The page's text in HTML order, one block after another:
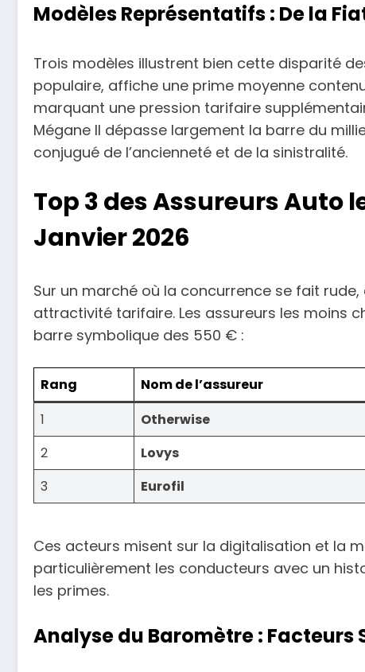
Modèles Représentatifs : De la
Trois modèles illustrent bien cette disparité
populaire, affiche une prime moyenne
marquant une pression tarifaire
Mégane II dépasse largement la barre du
conjugué de l’ancienneté et de la sinistralité.
Top 3 des Assureurs Auto
Janvier 2026
Sur un marché où la concurrence se fait
attractivité tarifaire. Les assureurs les moins
barre symbolique des 550 € :
Rang Nom de l’assureur
1
Otherwise
2
Lovys
3
Eurofil
Ces acteurs misent sur la digitalisation et la
particulièrement les conducteurs avec un
les primes.
Analyse du Baromètre : Facteurs